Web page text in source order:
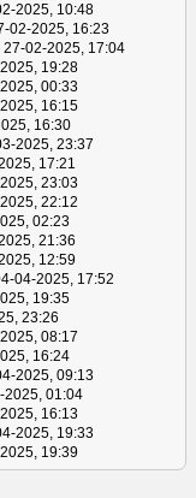
2025, 10:48
02-2025, 16:23
27-02-2025, 17:04
19:28
00:33
16:15
16:30
2025, 23:37
17:21
23:03
22:12
02:23
21:36
12:59
04-2025, 17:52
19:35
23:26
08:17
16:24
2025, 09:13
2025, 01:04
16:13
2025, 19:33
19:39